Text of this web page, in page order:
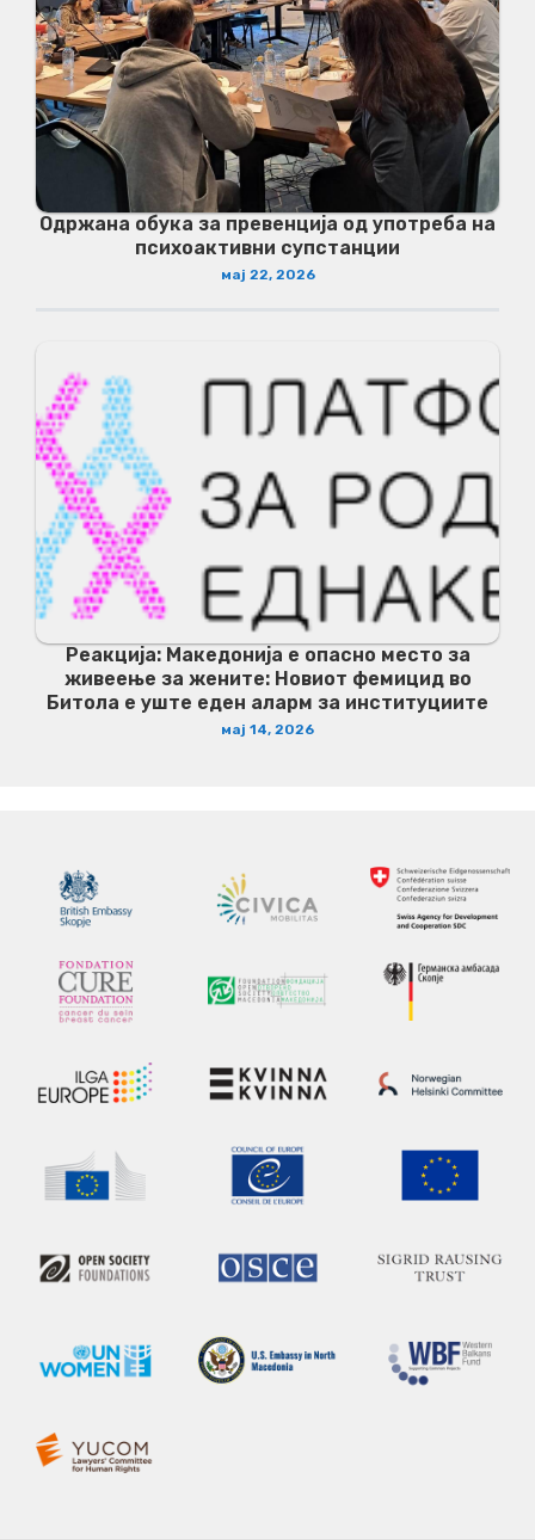
Одржана обука за превенција од употреба на
психоактивни супстанции
мај 22, 2026
Реакција: Македонија е опасно место за
живеење за жените: Новиот фемицид во
Битола е уште еден аларм за институциите
мај 14, 2026